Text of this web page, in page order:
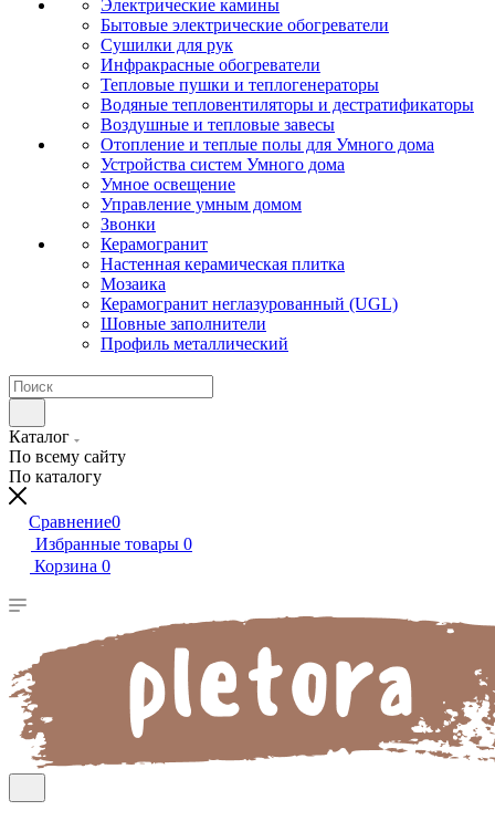
Электрические камины
Бытовые электрические обогреватели
Сушилки для рук
Инфракрасные обогреватели
Тепловые пушки и теплогенераторы
Водяные тепловентиляторы и дестратификаторы
Воздушные и тепловые завесы
Отопление и теплые полы для Умного дома
Устройства систем Умного дома
Умное освещение
Управление умным домом
Звонки
Керамогранит
Настенная керамическая плитка
Мозаика
Керамогранит неглазурованный (UGL)
Шовные заполнители
Профиль металлический
Каталог
По всему сайту
По каталогу
Сравнение0
Избранные товары 0
Корзина 0